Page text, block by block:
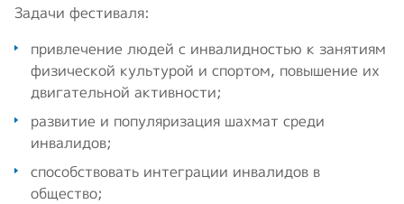
Задачи фестиваля:
привлечение людей с инвалидностью к занятиям
физической культурой и спортом, повышение их
двигательной активности;
развитие и популяризация шахмат среди
инвалидов;
способствовать интеграции инвалидов в
общество;